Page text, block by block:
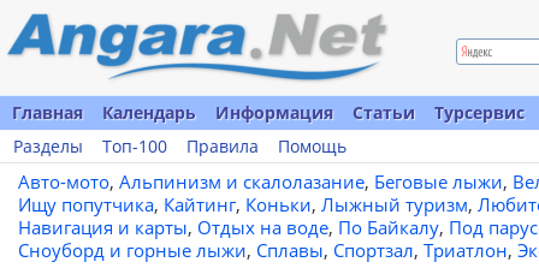
Главная Календарь Информация Статьи
Турсервис
Разделы
Топ-100 Правила Помощь
Авто-мото, Альпинизм и скалолазание, Беговые лыжи,
Ищу попутчика, Кайтинг, Коньки, Лыжный туризм,
Навигация и карты, Отдых на воде, По Байкалу, Под
Сноуборд и горные лыжи, Сплавы, Спортзал, Триатлон,